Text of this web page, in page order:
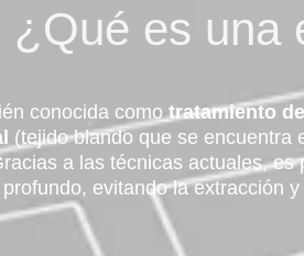
¿Qué es una
conocida comotratamiento
(tejido blando que se encuentra
a las técnicas actuales,
profundo, evitando la extracción